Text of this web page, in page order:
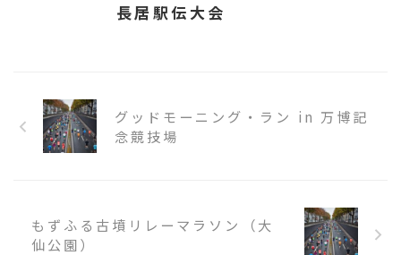
長居駅伝大会
グッドモーニング・ラン in 万博記
念競技場
もずふる古墳リレーマラソン（大
仙公園）